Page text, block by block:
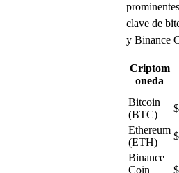
clave de
y Binance
Criptom
oneda
Bitcoin
(BTC)
Ethereum
(ETH)
Binance
Coin